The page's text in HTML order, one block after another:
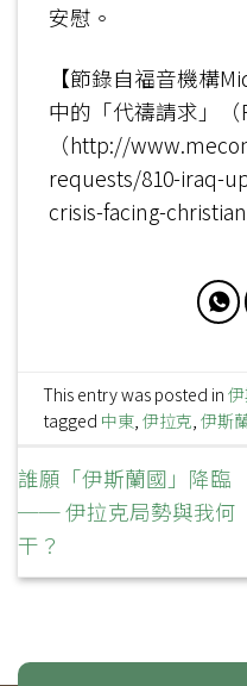
安慰。
【節錄自福音機構
中的「代禱請求」（
（http://
requests/810-iraq-
crisis-facing-
This entry was posted in
tagged 中東,伊拉克,伊斯
誰願「伊斯蘭國」降臨
── 伊拉克局勢與我何
干？